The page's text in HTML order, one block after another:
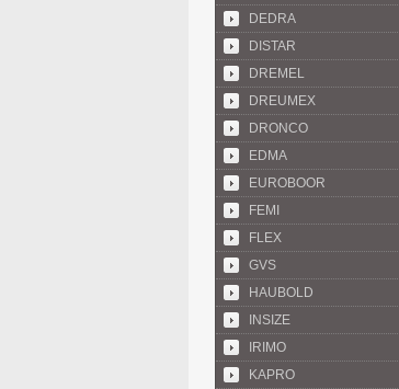
DEDRA
DISTAR
DREMEL
DREUMEX
DRONCO
EDMA
EUROBOOR
FEMI
FLEX
GVS
HAUBOLD
INSIZE
IRIMO
KAPRO